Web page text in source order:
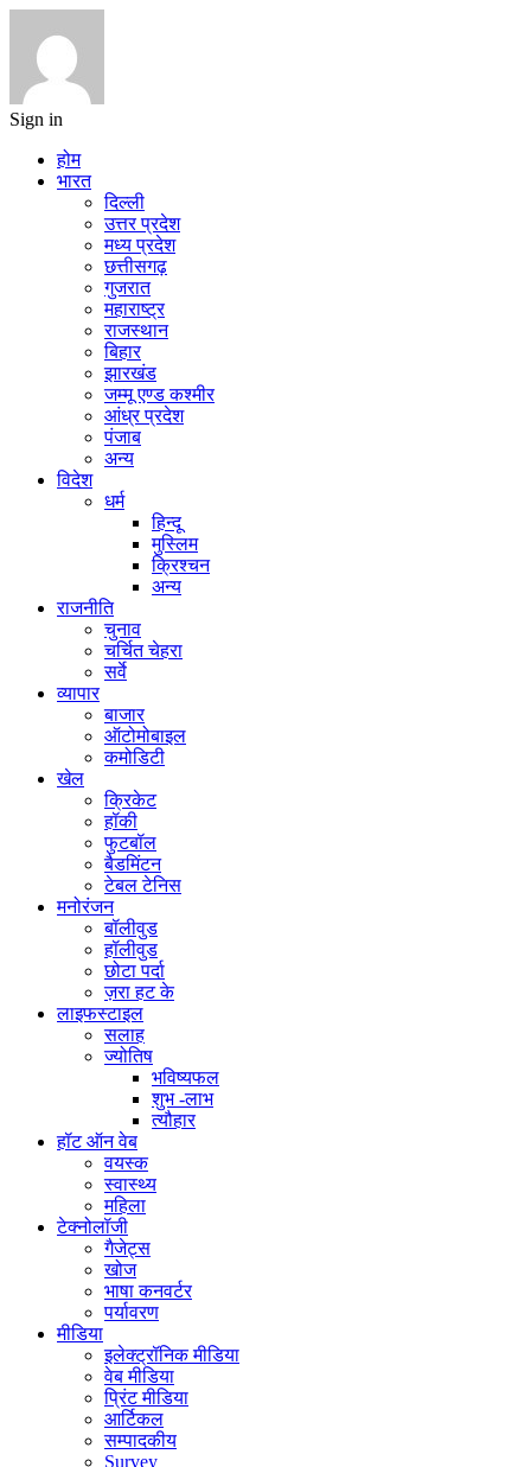
Sign in
होम
भारत
दिल्ली
उत्तर प्रदेश
मध्य प्रदेश
छत्तीसगढ़
गुजरात
महाराष्ट्र
राजस्थान
बिहार
झारखंड
जम्मू एण्ड कश्मीर
आंध्र प्रदेश
पंजाब
अन्य
विदेश
धर्म
हिन्दू
मुस्लिम
क्रिश्चन
अन्य
राजनीति
चुनाव
चर्चित चेहरा
सर्वे
व्यापार
बाजार
ऑटोमोबाइल
कमोडिटी
खेल
क्रिकेट
हॉकी
फुटबॉल
बैडमिंटन
टेबल टेनिस
मनोरंजन
बॉलीवुड
हॉलीवुड
छोटा पर्दा
ज़रा हट के
लाइफस्टाइल
सलाह
ज्योतिष
भविष्यफल
शुभ -लाभ
त्यौहार
हॉट ऑन वेब
वयस्क
स्वास्थ्य
महिला
टेक्नोलॉजी
गैजेट्स
खोज
भाषा कनवर्टर
पर्यावरण
मीडिया
इलेक्ट्रॉनिक मीडिया
वेब मीडिया
प्रिंट मीडिया
आर्टिकल
सम्पादकीय
Survey